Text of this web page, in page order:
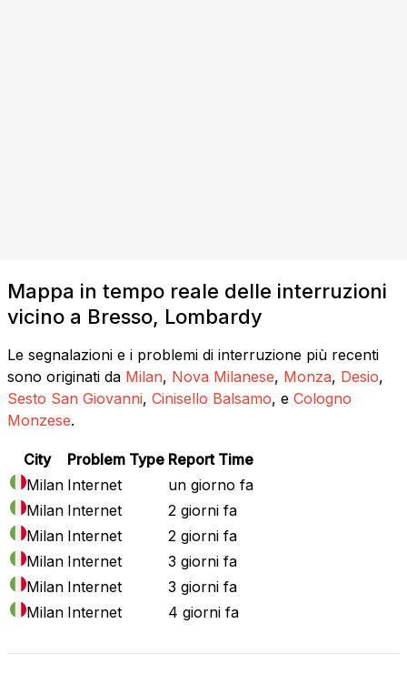
Mappa in tempo reale delle interruzioni
vicino a Bresso, Lombardy
Le segnalazioni e i problemi di interruzione più recenti
sono originati da Milan, Nova Milanese, Monza, Desio,
Sesto San Giovanni, Cinisello Balsamo, e Cologno
Monzese.
City Problem Type Report Time
Milan Internet
un giorno fa
Milan Internet
2 giorni fa
Milan Internet
2 giorni fa
Milan Internet
3 giorni fa
Milan Internet
3 giorni fa
Milan Internet 4 giorni fa